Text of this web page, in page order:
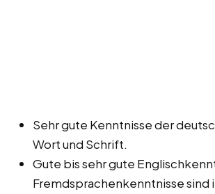
Sehr gute Kenntnisse der
Wort und Schrift.
Gute bis sehr gute
Fremdsprachenkenntnisse sind